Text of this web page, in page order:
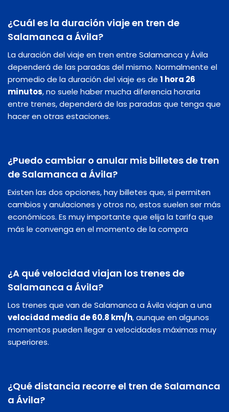
¿Cuál es la duración viaje en tren de
Salamanca a Ávila?
La duración del viaje en tren entre Salamanca y Ávila
dependerá de las paradas del mismo. Normalmente el
promedio de la duración del viaje es de 1 hora 26
minutos, no suele haber mucha diferencia horaria
entre trenes, dependerá de las paradas que tenga que
hacer en otras estaciones.
¿Puedo cambiar o anular mis billetes de tren
de Salamanca a Ávila?
Existen las dos opciones, hay billetes que, si permiten
cambios y anulaciones y otros no, estos suelen ser más
económicos. Es muy importante que elija la tarifa que
más le convenga en el momento de la compra
¿A qué velocidad viajan los trenes de
Salamanca a Ávila?
Los trenes que van de Salamanca a Ávila viajan a una
velocidad media de 60.8 km/h, aunque en algunos
momentos pueden llegar a velocidades máximas muy
superiores.
¿Qué distancia recorre el tren de Salamanca
a Ávila?